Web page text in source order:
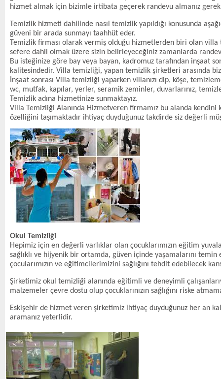
hizmet almak için bizimle irtibata geçerek randevu almanız
Temizlik hizmeti dahilinde nasıl temizlik yapıldığı konusunda
güveni bir arada sunmayı taahhüt eder.
Temizlik firması olarak vermiş olduğu hizmetlerden biri olan
sefere dahil olmak üzere sizin belirleyeceğiniz zamanlarda
Bu isteğinize göre bay veya bayan, kadromuz tarafından inşaat
kalitesindedir. Villa temizliği, yapan temizlik şirketleri arasında
İnşaat sonrası Villa temizliği yaparken villanızı dip, köşe,
wc, mutfak, kapılar, yerler, seramik zeminler, duvarlarınız,
Temizlik adına hizmetinize sunmaktayız.
Villa Temizliği Alanında Hizmetveren firmamız bu alanda
özelliğini taşımaktadır ihtiyaç duyduğunuz takdirde siz değerli
Okul Temizliği
Hepimiz için en değerli varlıklar olan çocuklarımızın eğitim
sağlıklı ve hijyenik bir ortamda, güven içinde yaşamalarını
çocularımızın ve eğitimcilerimizini sağlığını tehdit edebilecek
Şirketimiz okul temizliği alanında eğitimli ve deneyimli
malzemeler çevre dostu olup çocuklarınızın sağlığını riske
Eskişehir de hizmet veren şirketimiz ihtiyaç duyduğunuz her an
aramanız yeterlidir.